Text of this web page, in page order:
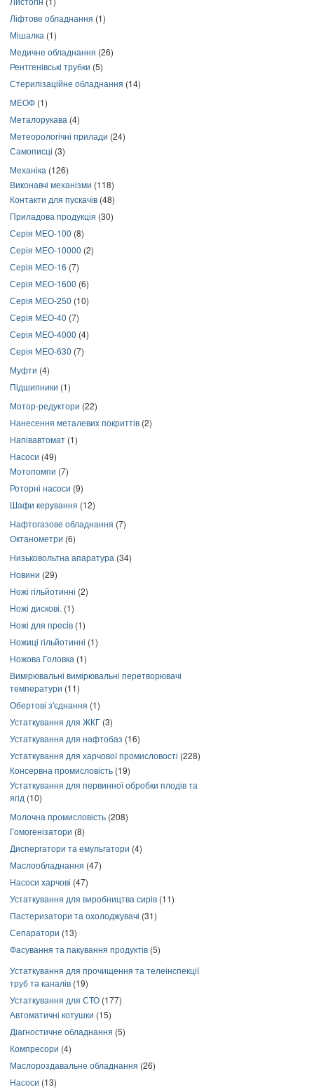
Ліфтове обладнання (1)
Мішалка (1)
Медичне обладнання (26)
Рентгенівські трубки (5)
Стерилізаційне обладнання (14)
МЕОФ (1)
Металорукава (4)
Метеорологічні прилади (24)
Самописці (3)
Механіка (126)
Виконавчі механізми (118)
Контакти для пускачів (48)
Приладова продукція (30)
Серія МЕО-100 (8)
Серія МЕО-10000 (2)
Серія МЕО-16 (7)
Серія МЕО-1600 (6)
Серія МЕО-250 (10)
Серія МЕО-40 (7)
Серія МЕО-4000 (4)
Серія МЕО-630 (7)
Муфти (4)
Підшипники (1)
Мотор-редуктори (22)
Нанесення металевих покриттів (2)
Напівавтомат (1)
Насоси (49)
Мотопомпи (7)
Роторні насоси (9)
Шафи керування (12)
Нафтогазове обладнання (7)
Октанометри (6)
Низьковольтна апаратура (34)
Новини (29)
Ножі гільйотинні (2)
Ножі дискові. (1)
Ножі для пресів (1)
Ножиці гільйотинні (1)
Ножова Головка (1)
Вимірювальні вимірювальні перетворювачі
температури (11)
Обертові з'єднання (1)
Устаткування для ЖКГ (3)
Устаткування для нафтобаз (16)
Устаткування для харчової промисловості (228)
Консервна промисловість (19)
Устаткування для первинної обробки плодів та
ягід (10)
Молочна промисловість (208)
Гомогенізатори (8)
Диспергатори та емульгатори (4)
Маслообладнання (47)
Насоси харчові (47)
Устаткування для виробництва сирів (11)
Пастеризатори та охолоджувачі (31)
Сепаратори (13)
Фасування та пакування продуктів (5)
Устаткування для прочищення та телеінспекції
труб та каналів (19)
Устаткування для СТО (177)
Автоматичні котушки (15)
Діагностичне обладнання (5)
Компресори (4)
Маслороздавальне обладнання (26)
Насоси (13)